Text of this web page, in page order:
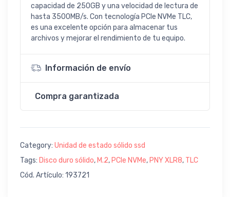
capacidad de 250GB y una velocidad de lectura de
hasta 3500MB/s. Con tecnología PCIe NVMe TLC,
es una excelente opción para almacenar tus
archivos y mejorar el rendimiento de tu equipo.
Información de envío
Compra garantizada
Category: Unidad de estado sólido ssd
Tags: Disco duro sólido, M.2, PCIe NVMe, PNY XLR8, TLC
Cód. Artículo: 193721